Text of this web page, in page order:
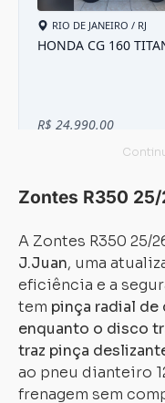
Zontes R350
A Zontes R350 25/
J.Juan, uma
eficiência e a
tem pinça radial
enquanto o disco
traz pinça
ao pneu dianteiro
frenagem sem